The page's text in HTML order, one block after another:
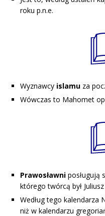
roku p.n.e.
Wyznawcy islamu za
Wówczas to Mahomet
Prawosławni posługują
którego twórcą był
Według tego kalendarza
niż w kalendarzu